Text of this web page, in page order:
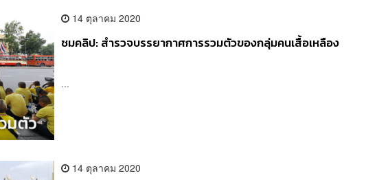
14 ตุลาคม 2020
ชมคลิป: สำรวจบรรยากาศการรวมตัวของกลุ่มคนเสื้อเหลือง
...
14 ตุลาคม 2020